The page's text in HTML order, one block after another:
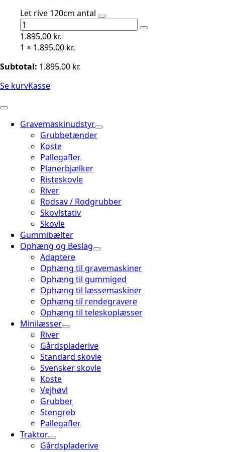
Let rive 120cm antal
1.895,00 kr.
1 × 1.895,00 kr.
Subtotal: 1.895,00 kr.
Se kurvKasse
Gravemaskinudstyr
Grubbetænder
Koste
Pallegafler
Planerbjælker
Risteskovle
River
Rodsav / Rodgrubber
Skovlstativ
Skovle
Gummibælter
Ophæng og Beslag
Adaptere
Ophæng til gravemaskiner
Ophæng til gummiged
Ophæng til læssemaskiner
Ophæng til rendegravere
Ophæng til teleskoplæsser
Minilæsser
River
Gårdspladerive
Standard skovle
Svensker skovle
Koste
Vejhøvl
Grubber
Stengreb
Pallegafler
Traktor
Gårdspladerive